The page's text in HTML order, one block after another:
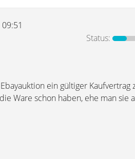
Status:
ein gültiger Kaufvertrag
Ware schon haben, ehe man sie